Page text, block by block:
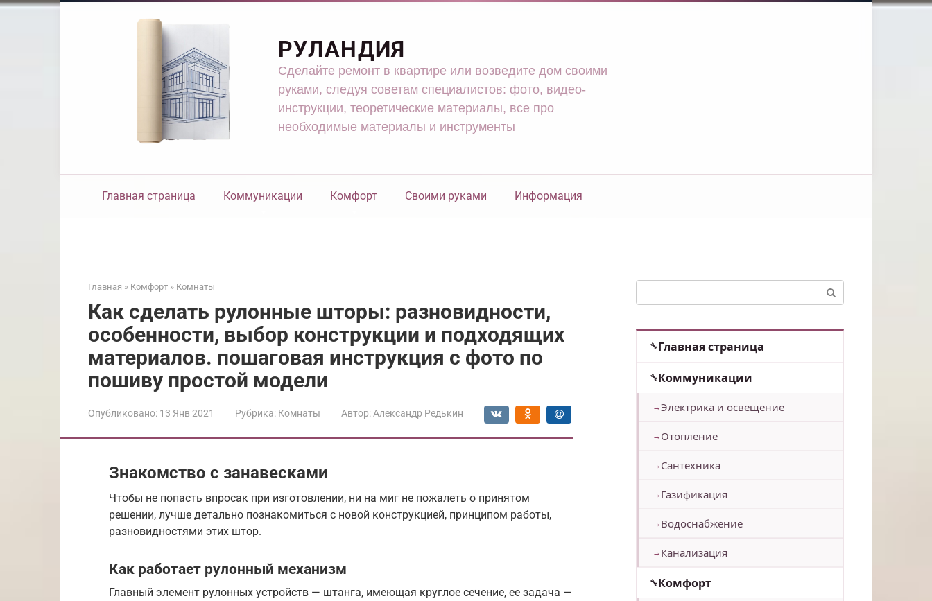
Перейти
РУЛАНДИЯ
Сделайте ремонт в квартире или возведите дом своими
руками, следуя советам специалистов: фото, видео-
инструкции, теоретические материалы, все про
необходимые материалы и инструменты
Главная страница Коммуникации Комфорт Своими руками Информация
Главная » Комфорт » Комнаты
Как сделать рулонные шторы: разновидности,
особенности, выбор конструкции и подходящих
материалов. пошаговая инструкция с фото по
пошиву простой модели
Опубликовано: 13 Янв 2021 Рубрика: Комнаты Автор: Александр Редькин
Знакомство с занавесками
Чтобы не попасть впросак при изготовлении, ни на миг не пожалеть о принятом
решении, лучше детально познакомиться с новой конструкцией, принципом работы,
разновидностями этих штор.
Как работает рулонный механизм
Главный элемент рулонных устройств — штанга, имеющая круглое сечение, ее задача —
Главная страница
Коммуникации
Электрика и освещение
Отопление
Сантехника
Газификация
Водоснабжение
Канализация
Комфорт